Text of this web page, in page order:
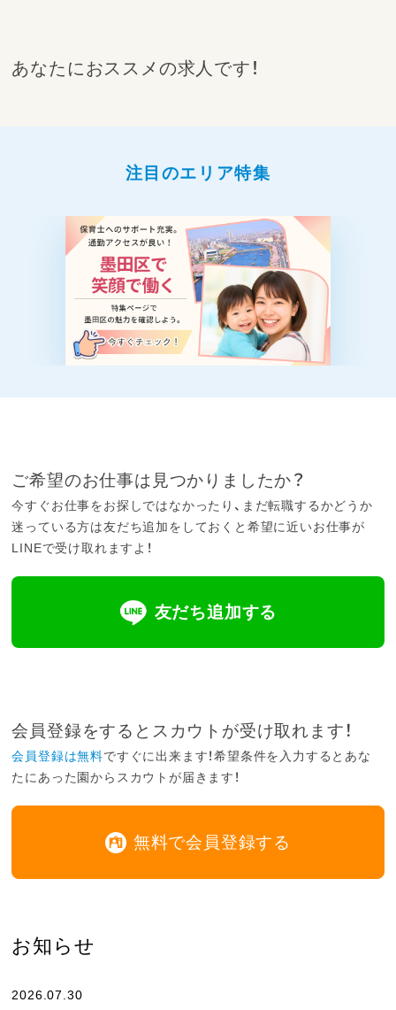
あなたにおススメの求人です！
注目のエリア特集
ご希望のお仕事は見つかりましたか？
今すぐお仕事をお探しではなかったり、まだ転職するかどうか
迷っている方は友だち追加をしておくと希望に近いお仕事が
LINEで受け取れますよ！
友だち追加する
会員登録をするとスカウトが受け取れます！
会員登録は無料ですぐに出来ます！希望条件を入力するとあな
たにあった園からスカウトが届きます！
無料で会員登録する
お知らせ
2026.07.30